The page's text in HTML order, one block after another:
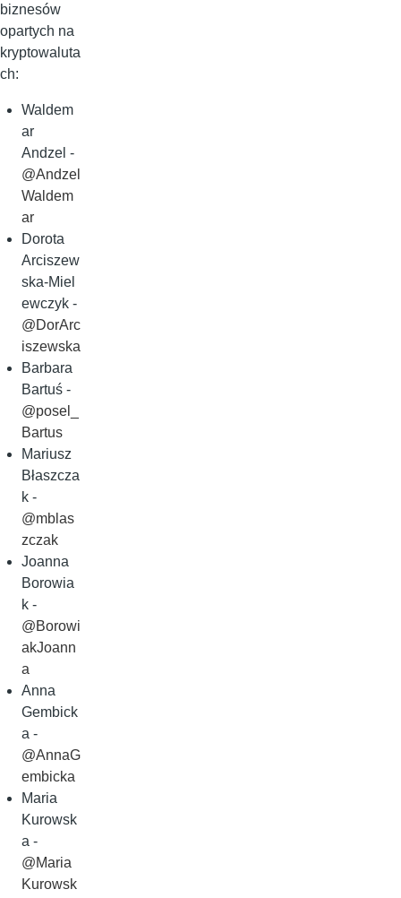
biznesów
opartych na
kryptowaluta
ch:
Waldem
ar
Andzel -
@Andzel
Waldem
ar
Dorota
Arciszew
ska‑Miel
ewczyk -
@DorArc
iszewska
Barbara
Bartuś -
@posel_
Bartus
Mariusz
Błaszcza
k -
@mblas
zczak
Joanna
Borowia
k -
@Borowi
akJoann
a
Anna
Gembick
a -
@AnnaG
embicka
Maria
Kurowsk
a -
@Maria
Kurowsk